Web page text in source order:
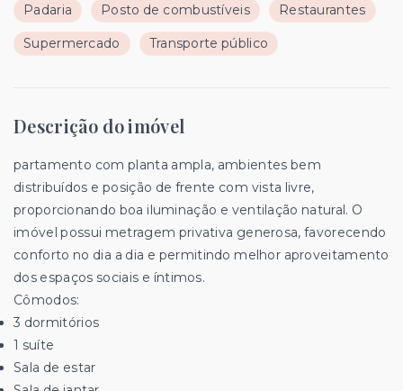
Padaria Posto de combustíveis Restaurantes
Supermercado Transporte público
Descrição do imóvel
partamento com planta ampla, ambientes bem
distribuídos e posição de frente com vista livre,
proporcionando boa iluminação e ventilação natural. O
imóvel possui metragem privativa generosa, favorecendo
conforto no dia a dia e permitindo melhor aproveitamento
dos espaços sociais e íntimos.
Cômodos:
3 dormitórios
1 suíte
Sala de estar